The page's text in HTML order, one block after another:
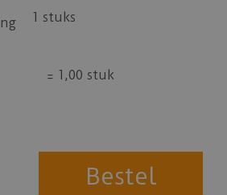
1 stuks
= 1,00 stuk